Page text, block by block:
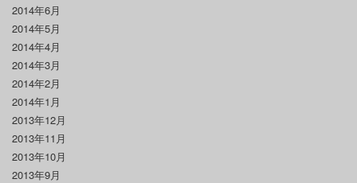
2014年6月
2014年5月
2014年4月
2014年3月
2014年2月
2014年1月
2013年12月
2013年11月
2013年10月
2013年9月